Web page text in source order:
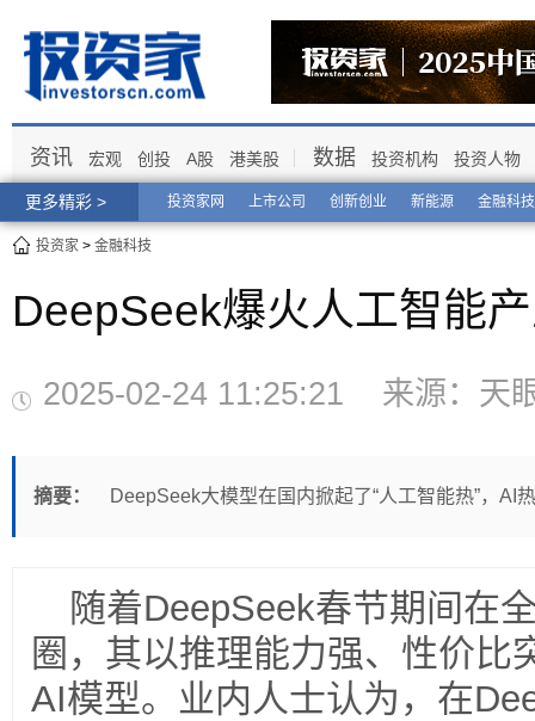
更多精彩 > 投资家网 上市公司 创新创业 新能源 金融科技
资讯 宏观 创投 A股 港美股 数据 投资机构 投资人物
投资家 > 金融科技
DeepSeek爆火人工智能
2025-02-24 11:25:21 来源：
摘要： DeepSeek大模型在国内掀起了“人工智能热”，AI
随着DeepSeek春节期间在
圈，其以推理能力强、性价比
AI模型。业内人士认为，在